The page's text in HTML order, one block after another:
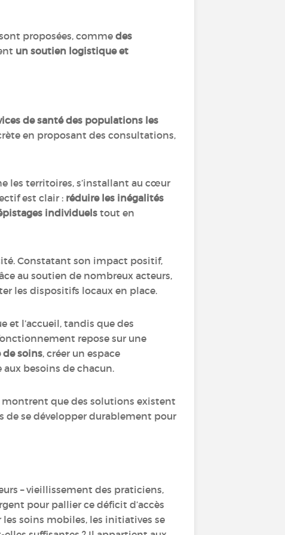
proposées, comme des
un soutien logistique et
de santé des populations les
en proposant des consultations,
les territoires, s’installant au cœur
est clair : réduire les inégalités
individuelstout en
Constatant son impact positif,
au soutien de nombreux acteurs,
les dispositifs locaux en place.
et l’accueil, tandis que des
repose sur une
de soins, créer un espace
besoins de chacun.
que des solutions existent
de se développer durablement pour
– vieillissement des praticiens,
pour pallier ce déficit d’accès
soins mobiles, les initiatives se